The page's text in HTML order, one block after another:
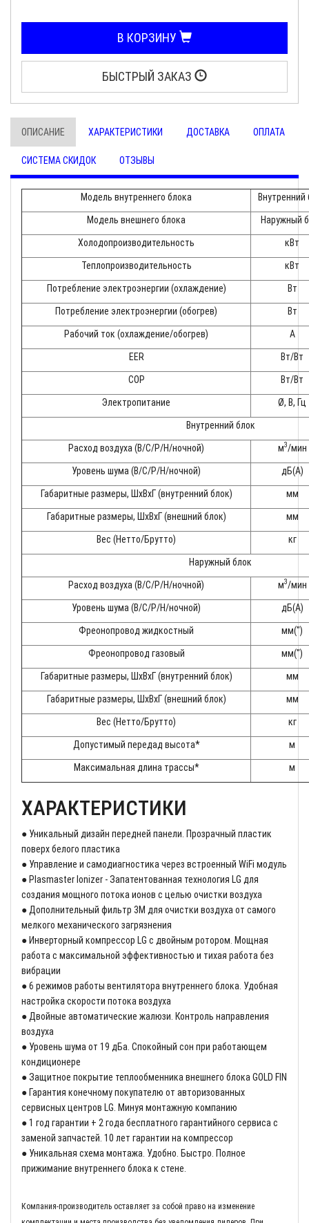
В КОРЗИНУ
БЫСТРЫЙ ЗАКАЗ
ОПИСАНИЕ ХАРАКТЕРИСТИКИ ДОСТАВКА ОПЛАТА
СИСТЕМА СКИДОК ОТЗЫВЫ
Модель внутреннего блока Внутренний
Модель внешнего блока Наружный
Холодопроизводительность кВт
Теплопроизводительность кВт
Потребление электроэнергии (охлаждение) Вт
Потребление электроэнергии (обогрев) Вт
Рабочий ток (охлаждение/обогрев) A
EER Вт/Вт
COP Вт/Вт
Электропитание Ø, В, Гц
Внутренний блок
Расход воздуха (В/С/Р/Н/ночной) м3/мин
Уровень шума (В/С/Р/Н/ночной) дБ(А)
Габаритные размеры, ШхВхГ (внутренний блок) мм
Габаритные размеры, ШхВхГ (внешний блок) мм
Вес (Нетто/Брутто) кг
Наружный блок
Расход воздуха (В/С/Р/Н/ночной) м3/мин
Уровень шума (В/С/Р/Н/ночной) дБ(А)
Фреонопровод жидкостный мм(")
Фреонопровод газовый мм(")
Габаритные размеры, ШхВхГ (внутренний блок) мм
Габаритные размеры, ШхВхГ (внешний блок) мм
Вес (Нетто/Брутто) кг
Допустимый передад высота* м
Максимальная длина трассы* м
ХАРАКТЕРИСТИКИ
● Уникальный дизайн передней панели. Прозрачный пластик
поверх белого пластика
● Управление и самодиагностика через встроенный WiFi модуль
● Plasmaster Ionizer - Запатентованная технология LG для
создания мощного потока ионов с целью очистки воздуха
● Дополнительный фильтр 3M для очистки воздуха от самого
мелкого механического загрязнения
● Инверторный компрессор LG с двойным ротором. Мощная
работа с максимальной эффективностью и тихая работа без
вибрации
● 6 режимов работы вентилятора внутреннего блока. Удобная
настройка скорости потока воздуха
● Двойные автоматические жалюзи. Контроль направления
воздуха
● Уровень шума от 19 дБа. Спокойный сон при работающем
кондиционере
● Защитное покрытие теплообменника внешнего блока GOLD FIN
● Гарантия конечному покупателю от авторизованных
сервисных центров LG. Минуя монтажную компанию
● 1 год гарантии + 2 года бесплатного гарантийного сервиса с
заменой запчастей. 10 лет гарантии на компрессор
● Уникальная схема монтажа. Удобно. Быстро. Полное
прижимание внутреннего блока к стене.
Компания-производитель оставляет за собой право на изменение